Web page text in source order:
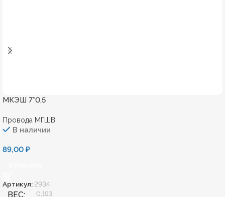
МКЭШ 7*0,5
Провода МГШВ
В наличии
89,00 ₽
Артикул: 2934
ВЕС 0,193